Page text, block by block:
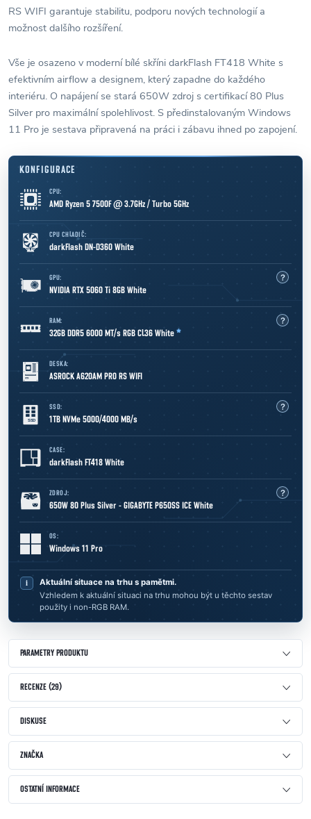
RS WIFI garantuje stabilitu, podporu nových technologií a
možnost dalšího rozšíření.
Vše je osazeno v moderní bílé skříni darkFlash FT418 White s
efektivním airflow a designem, který zapadne do každého
interiéru. O napájení se stará 650W zdroj s certifikací 80 Plus
Silver pro maximální spolehlivost. S předinstalovaným Windows
11 Pro je sestava připravená na práci i zábavu ihned po zapojení.
KONFIGURACE
Aktuální situace na trhu s pamětmi.
Vzhledem k aktuální situaci na trhu mohou být u těchto sestav
použity i non-RGB RAM.
CPU:
AMD Ryzen 5 7500F @ 3.7GHz / Turbo 5GHz
CPU CHLADIČ:
darkFlash DN-D360 White
GPU:
NVIDIA RTX 5060 Ti 8GB White
RAM:
32GB DDR5 6000 MT/s RGB CL36 White *
DESKA:
ASROCK A620AM PRO RS WIFI
SSD:
1TB NVMe 5000/4000 MB/s
CASE:
darkFlash FT418 White
ZDROJ:
650W 80 Plus Silver - GIGABYTE P650SS ICE White
OS:
Windows 11 Pro
PARAMETRY PRODUKTU
RECENZE (29)
DISKUSE
ZNAČKA
OSTATNÍ INFORMACE